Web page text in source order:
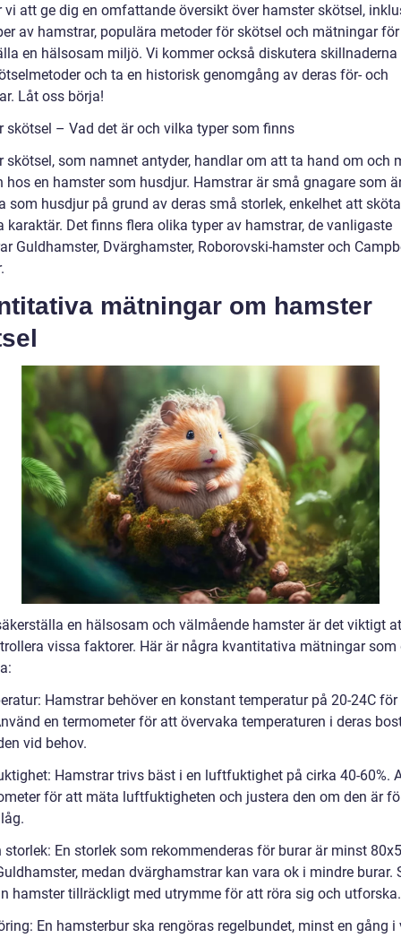
vi att ge dig en omfattande översikt över hamster skötsel,
av hamstrar, populära metoder för skötsel och mätningar
en hälsosam miljö. Vi kommer också diskutera
och ta en historisk genomgång av deras för- och
Låt oss börja!
skötsel – Vad det är och vilka typer som finns
skötsel, som namnet antyder, handlar om att ta hand om och
hos en hamster som husdjur. Hamstrar är små gnagare som
som husdjur på grund av deras små storlek, enkelhet att
karaktär. Det finns flera olika typer av hamstrar, de vanligaste
Guldhamster, Dvärghamster, Roborovski-hamster och
mätningar om hamster
en hälsosam och välmående hamster är det viktigt
vissa faktorer. Här är några kvantitativa mätningar som
Hamstrar behöver en konstant temperatur på 20-24C
en termometer för att övervaka temperaturen i deras
vid behov.
Hamstrar trivs bäst i en luftfuktighet på cirka 40-60%.
för att mäta luftfuktigheten och justera den om den är
storlek: En storlek som rekommenderas för burar är minst
medan dvärghamstrar kan vara ok i mindre burar.
hamster tillräckligt med utrymme för att röra sig och utforska.
En hamsterbur ska rengöras regelbundet, minst en gång i